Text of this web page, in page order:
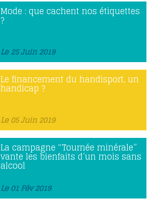
Mode : que cachent nos étiquettes
?
Le 25 Juin 2019
Le financement du handisport, un
handicap ?
Le 05 Juin 2019
La campagne “Tournée minérale”
vante les bienfaits d’un mois sans
alcool
Le 01 Fév 2019